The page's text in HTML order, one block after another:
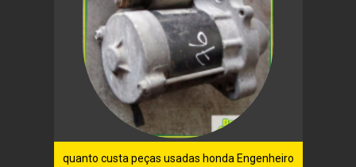
quanto custa peças usadas honda Engenheiro